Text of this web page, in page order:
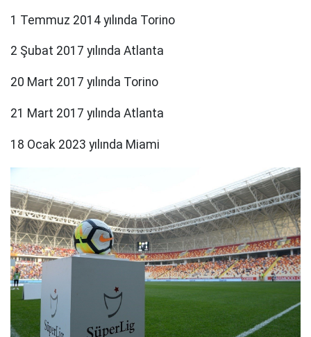
1 Temmuz 2014 yılında Torino
2 Şubat 2017 yılında Atlanta
20 Mart 2017 yılında Torino
21 Mart 2017 yılında Atlanta
18 Ocak 2023 yılında Miami